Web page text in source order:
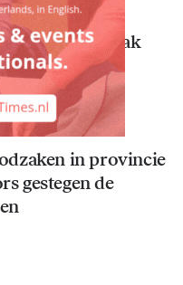
dönerzaak
in provincie
gestegen de